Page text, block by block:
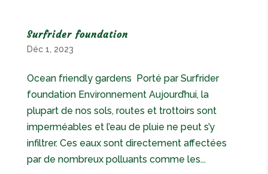
Surfrider foundation
Déc 1, 2023
Ocean friendly gardens Porté par Surfrider
foundation Environnement Aujourd’hui, la
plupart de nos sols, routes et trottoirs sont
imperméables et l’eau de pluie ne peut s’y
infiltrer. Ces eaux sont directement affectées
par de nombreux polluants comme les...